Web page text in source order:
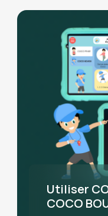
Utiliser
COCO